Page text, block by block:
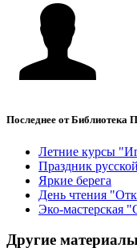
Последнее от Библиотека
Летние курсы
Праздник
Яркие берега
День чтения
Эко-мастерская
Другие